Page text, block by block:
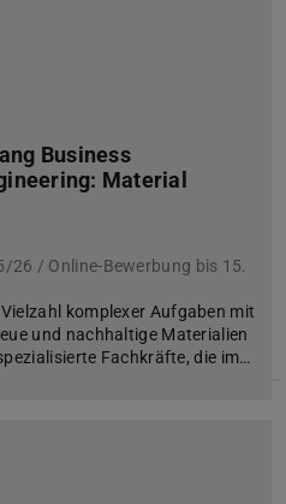
Business
Material
/ Online-Bewerbung bis 15.
komplexer Aufgaben mit
und nachhaltige Materialien
Fachkräfte, die im…